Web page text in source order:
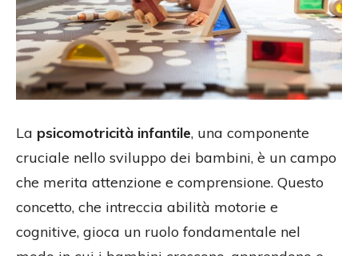
La psicomotricità infantile, una componente
cruciale nello sviluppo dei bambini, è un campo
che merita attenzione e comprensione. Questo
concetto, che intreccia abilità motorie e
cognitive, gioca un ruolo fondamentale nel